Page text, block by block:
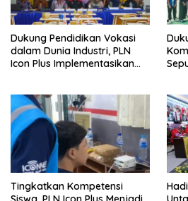
Dukung Pendidikan Vokasi
dalam Dunia Industri, PLN
Icon Plus Implementasikan
Tingkatkan Kompetensi